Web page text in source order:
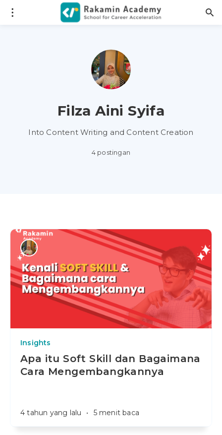
Filza Aini Syifa
Into Content Writing and Content Creation
4 postingan
Insights
Apa itu Soft Skill dan Bagaimana
Cara Mengembangkannya
4 tahun yang lalu • 5 menit baca